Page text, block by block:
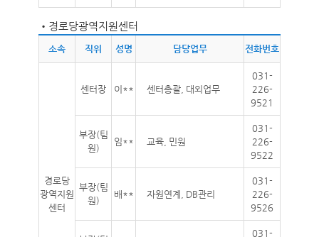
• 경로당광역지원센터
소속 직위 성명 담당업무 전화번호
경로당
광역지원
센터
센터장 이** 센터총괄, 대외업무
031-
226-
9521
부장(팀
원)
임** 교육, 민원
031-
226-
9522
부장(팀
원)
배** 자원연계, DB관리
031-
226-
9526
031-